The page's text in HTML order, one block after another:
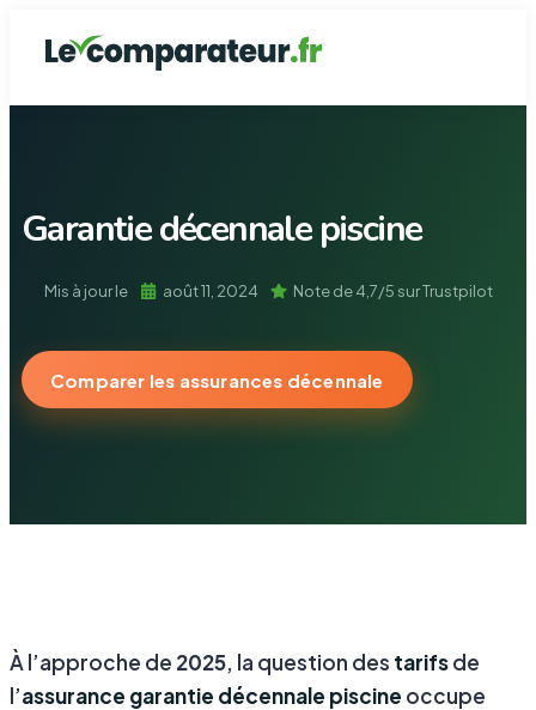
Garantiedécennale piscine
Mis à jour le août 11, 2024 Note de 4,7/5 sur Trustpilot
Comparer les assurances décennale
À l’approche de 2025, la question des tarifsde
l’assurance garantie décennale piscine occupe